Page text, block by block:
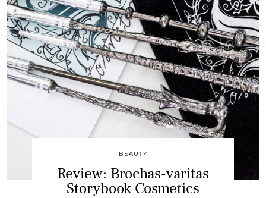
BEAUTY
Review: Brochas-varitas
Storybook Cosmetics